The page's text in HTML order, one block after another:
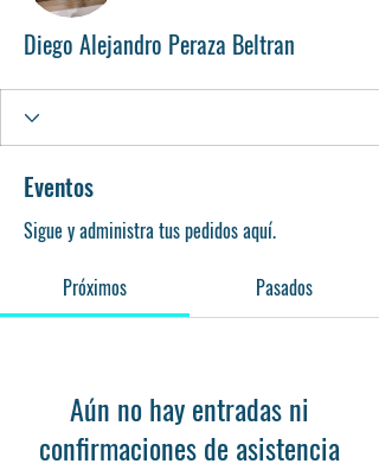
Diego Alejandro Peraza Beltran
Eventos
Sigue y administra tus pedidos aquí.
Próximos
Pasados
Aún no hay entradas ni
confirmaciones de asistencia